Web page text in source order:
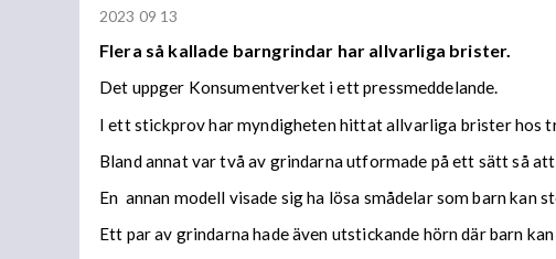
2023 09 13
Flera så kallade barngrindar har allvarliga brister.
Det uppger Konsumentverket i ett pressmeddelande.
I ett stickprov har myndigheten hittat allvarliga brister hos
Bland annat var två av grindarna utformade på ett sätt så
En annan modell visade sig ha lösa smådelar som barn kan
Ett par av grindarna hade även utstickande hörn där barn